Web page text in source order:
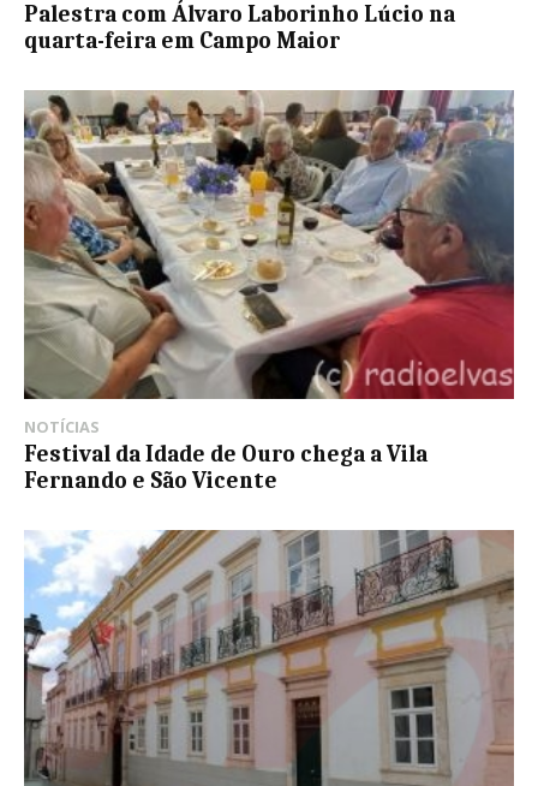
Palestra com Álvaro Laborinho Lúcio na
quarta-feira em Campo Maior
NOTÍCIAS
Festival da Idade de Ouro chega a Vila
Fernando e São Vicente